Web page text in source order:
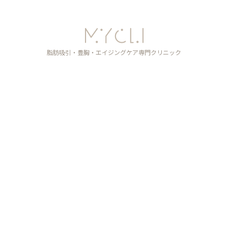
脂肪吸引・豊胸・エイジングケア専門クリニック